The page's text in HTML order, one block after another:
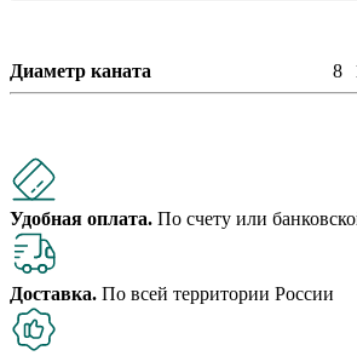
Диаметр каната 8
Удобная оплата. По счету или
Доставка. По всей территории России